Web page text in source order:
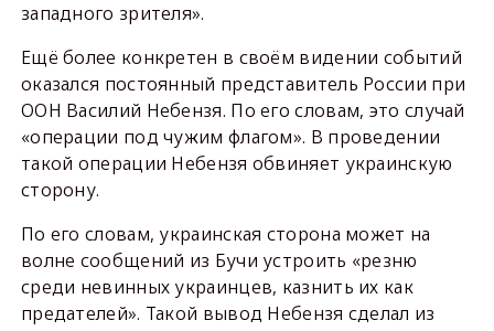
западного зрителя».
Ещё более конкретен в своём видении событий
оказался постоянный представитель России при
ООН Василий Небензя. По его словам, это случай
«операции под чужим флагом». В проведении
такой операции Небензя обвиняет украинскую
сторону.
По его словам, украинская сторона может на
волне сообщений из Бучи устроить «резню
среди невинных украинцев, казнить их как
предателей». Такой вывод Небензя сделал из